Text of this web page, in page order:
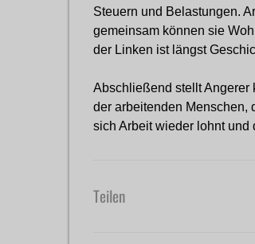
Steuern und Belastungen.
gemeinsam können sie
der Linken ist längst
Abschließend stellt Angerer
der arbeitenden Menschen,
sich Arbeit wieder lohnt und
Teilen